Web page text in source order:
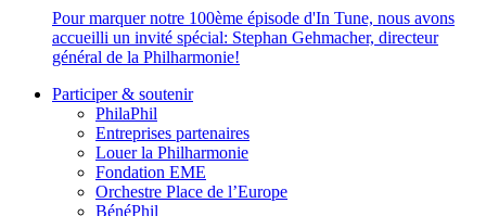
Pour marquer notre 100ème épisode d'In Tune, nous avons
accueilli un invité spécial: Stephan Gehmacher, directeur
général de la Philharmonie!
Participer & soutenir
PhilaPhil
Entreprises partenaires
Louer la Philharmonie
Fondation EME
Orchestre Place de l’Europe
BénéPhil